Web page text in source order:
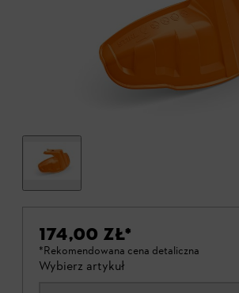
174,00 ZŁ*
*Rekomendowana cena detaliczna
Wybierz artykuł